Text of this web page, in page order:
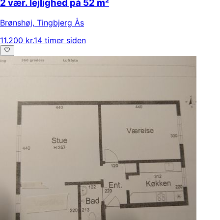
2 vær. lejlighed på 52 m²
Brønshøj, Tingbjerg Ås
11.200 kr.14 timer siden